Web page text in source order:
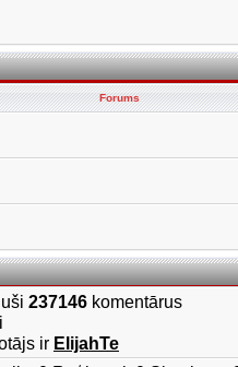
Forums
237146 komentārus
ir ElijahTe